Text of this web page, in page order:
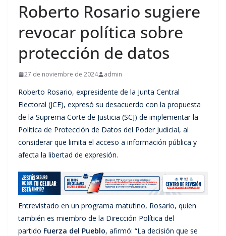
Roberto Rosario sugiere
revocar política sobre
protección de datos
27 de noviembre de 2024 admin
Roberto Rosario, expresidente de la Junta Central
Electoral (JCE), expresó su desacuerdo con la propuesta
de la Suprema Corte de Justicia (SCJ) de implementar la
Política de Protección de Datos del Poder Judicial, al
considerar que limita el acceso a información pública y
afecta la libertad de expresión.
Entrevistado en un programa matutino, Rosario, quien
también es miembro de la Dirección Política del
partido Fuerza del Pueblo, afirmó: “La decisión que se